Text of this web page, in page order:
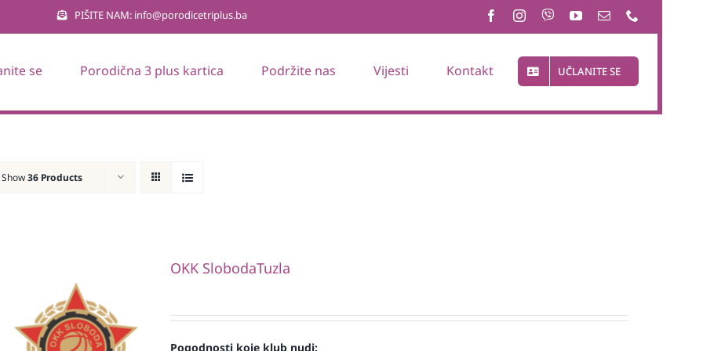
PIŠITE NAM: info@porodicetriplus.ba
se Porodična 3 plus kartica Podržite nas Vijesti Kontakt UČLANITE SE
Show36 Products
OKK SlobodaTuzla
Pogodnosti koje klub nudi: